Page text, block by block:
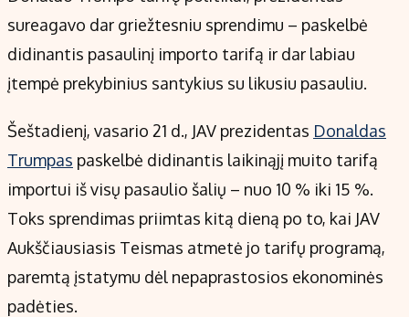
Kontaktai
Regionų naujienos
Indėlių palūkanos
sureagavo dar griežtesniu sprendimu – paskelbė
didinantis pasaulinį importo tarifą ir dar labiau
įtempė prekybinius santykius su likusiu pasauliu.
Šeštadienį, vasario 21 d., JAV prezidentas Donaldas
Trumpas paskelbė didinantis laikinąjį muito tarifą
importui iš visų pasaulio šalių – nuo 10 % iki 15 %.
Toks sprendimas priimtas kitą dieną po to, kai JAV
Aukščiausiasis Teismas atmetė jo tarifų programą,
paremtą įstatymu dėl nepaprastosios ekonominės
padėties.